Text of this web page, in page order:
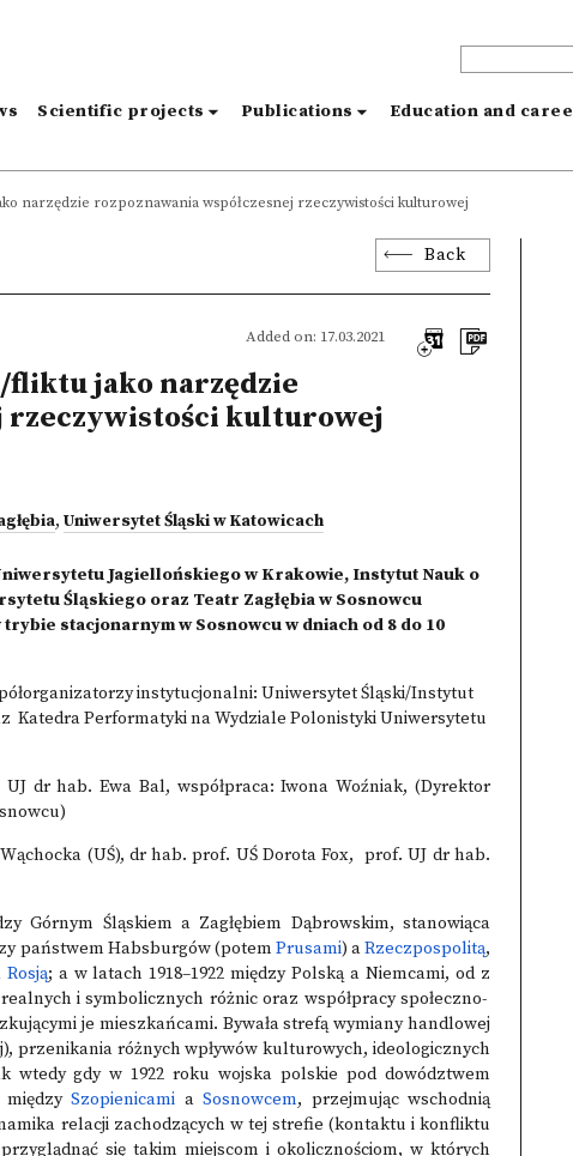
Scientific projects Publications Education and
narzędzie rozpoznawania współczesnej rzeczywistości kulturowej
Back
Added on: 17.03.2021
jako narzędzie
rzeczywistości kulturowej
, Uniwersytet Śląski w Katowicach
Jagiellońskiego w Krakowie, Instytut Nauk o
Śląskiego oraz Teatr Zagłębia w Sosnowcu
stacjonarnym w Sosnowcu w dniach od 8 do 10
instytucjonalni: Uniwersytet Śląski/Instytut
Katedra Performatyki na Wydziale Polonistyki Uniwersytetu
dr hab. Ewa Bal, współpraca: Iwona Woźniak, (Dyrektor
(UŚ), dr hab. prof. UŚ Dorota Fox, prof. UJ dr hab.
Górnym Śląskiem a Zagłębiem Dąbrowskim, stanowiąca
państwem Habsburgów (potem Prusami) aRzeczpospolitą,
Rosją; a w latach 1918–1922 między Polską a Niemcami, od z
i symbolicznych różnic oraz współpracy społeczno-
je mieszkańcami. Bywała strefą wymiany handlowej
przenikania różnych wpływów kulturowych, ideologicznych
gdy w 1922 roku wojska polskie pod dowództwem
między Szopienicami a Sosnowcem, przejmując wschodnią
relacji zachodzących w tej strefie (kontaktu i konfliktu
się takim miejscom i okolicznościom, w których